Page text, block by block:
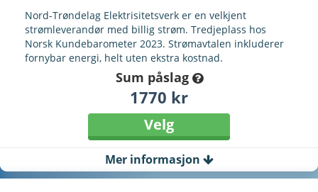
Nord-Trøndelag Elektrisitetsverk er en velkjent
strømleverandør med billig strøm. Tredjeplass hos
Norsk Kundebarometer 2023. Strømavtalen inkluderer
fornybar energi, helt uten ekstra kostnad.
Sum påslag
1770 kr
Velg
Mer informasjon